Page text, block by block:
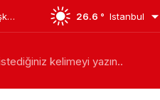
26.6 ° Istanbul
kelimeyi yazın..